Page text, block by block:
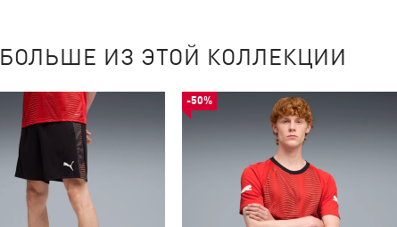
БОЛЬШЕ ИЗ ЭТОЙ КОЛЛЕКЦИИ
-50%